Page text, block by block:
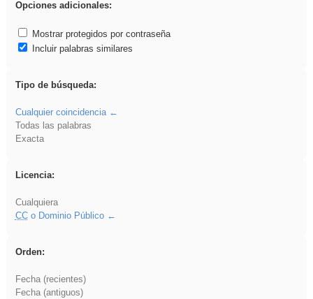
Opciones adicionales:
Mostrar protegidos por contraseña
Incluir palabras similares
Tipo de búsqueda:
Cualquier coincidencia
Todas las palabras
Exacta
Licencia:
Cualquiera
CCo Dominio Público
Orden:
Fecha (recientes)
Fecha (antiguos)